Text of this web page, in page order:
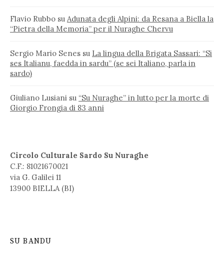
Flavio Rubbo su Adunata degli Alpini: da Resana a Biella la
“Pietra della Memoria” per il Nuraghe Chervu
Sergio Mario Senes su La lingua della Brigata Sassari: “Si
ses Italianu, faedda in sardu” (se sei Italiano, parla in
sardo)
Giuliano Lusiani su “Su Nuraghe” in lutto per la morte di
Giorgio Frongia di 83 anni
Circolo Culturale Sardo Su Nuraghe
C.F.: 81021670021
via G. Galilei 11
13900 BIELLA (BI)
SU BANDU